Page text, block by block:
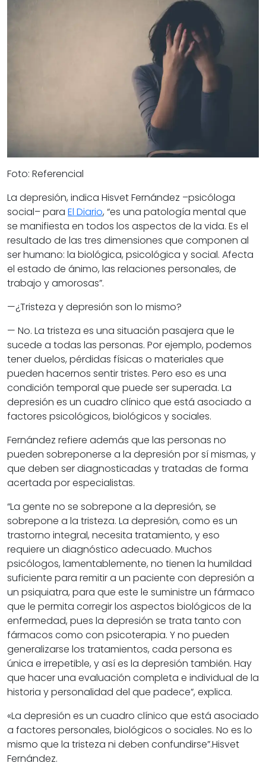
Foto: Referencial
La depresión, indica Hisvet Fernández –psicóloga
social– para El Diario, “es una patología mental que
se manifiesta en todos los aspectos de la vida. Es el
resultado de las tres dimensiones que componen al
ser humano: la biológica, psicológica y social. Afecta
el estado de ánimo, las relaciones personales, de
trabajo y amorosas”.
—¿Tristeza y depresión son lo mismo?
— No. La tristeza es una situación pasajera que le
sucede a todas las personas. Por ejemplo, podemos
tener duelos, pérdidas físicas o materiales que
pueden hacernos sentir tristes. Pero eso es una
condición temporal que puede ser superada. La
depresión es un cuadro clínico que está asociado a
factores psicológicos, biológicos y sociales.
Fernández refiere además que las personas no
pueden sobreponerse a la depresión por sí mismas, y
que deben ser diagnosticadas y tratadas de forma
acertada por especialistas.
“La gente no se sobrepone a la depresión, se
sobrepone a la tristeza. La depresión, como es un
trastorno integral, necesita tratamiento, y eso
requiere un diagnóstico adecuado. Muchos
psicólogos, lamentablemente, no tienen la humildad
suficiente para remitir a un paciente con depresión a
un psiquiatra, para que este le suministre un fármaco
que le permita corregir los aspectos biológicos de la
enfermedad, pues la depresión se trata tanto con
fármacos como con psicoterapia. Y no pueden
generalizarse los tratamientos, cada persona es
única e irrepetible, y así es la depresión también. Hay
que hacer una evaluación completa e individual de la
historia y personalidad del que padece”, explica.
«La depresión es un cuadro clínico que está asociado
a factores personales, biológicos o sociales. No es lo
mismo que la tristeza ni deben confundirse”.Hisvet
Fernández.